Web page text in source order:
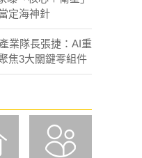
定海神針
業隊長張捷：AI重
焦3大關鍵零組件